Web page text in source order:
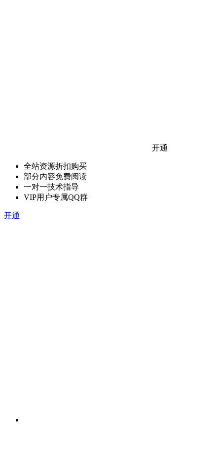
开通
全站资源折扣购买
部分内容免费阅读
一对一技术指导
VIP用户专属QQ群
开通